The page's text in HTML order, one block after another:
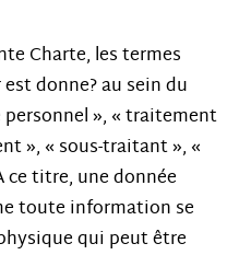
Charte, les termes
donne? au sein du
personnel », « traitement
», « sous-traitant », «
ce titre, une donnée
toute information se
qui peut être